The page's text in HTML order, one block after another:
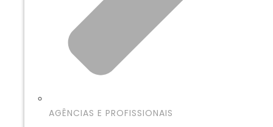
AGÊNCIAS E PROFISSIONAIS